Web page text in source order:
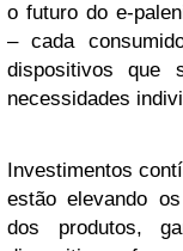
o futuro do e-
– cada
dispositivos que
necessidades
Investimentos
estão elevando
dos produtos,